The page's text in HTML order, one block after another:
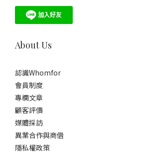
About Us
認識Whomfor
會員制度
專欄文章
顧客評價
媒體採訪
異業合作與商借
隱私權政策